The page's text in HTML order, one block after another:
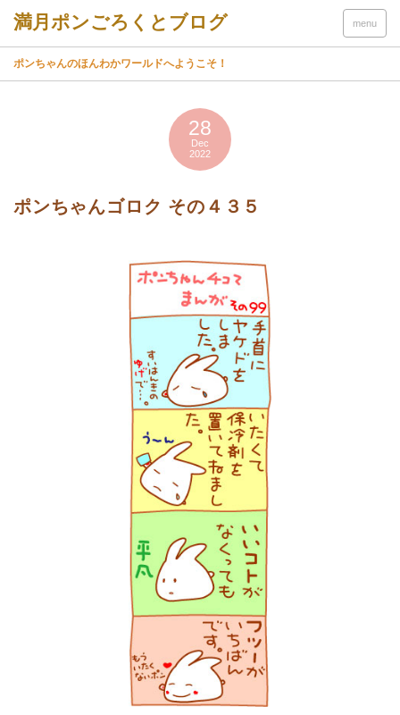
menu
ポンちゃんのほんわかワールドへようこそ！
28
Dec
2022
ポンちゃんゴロク その４３５